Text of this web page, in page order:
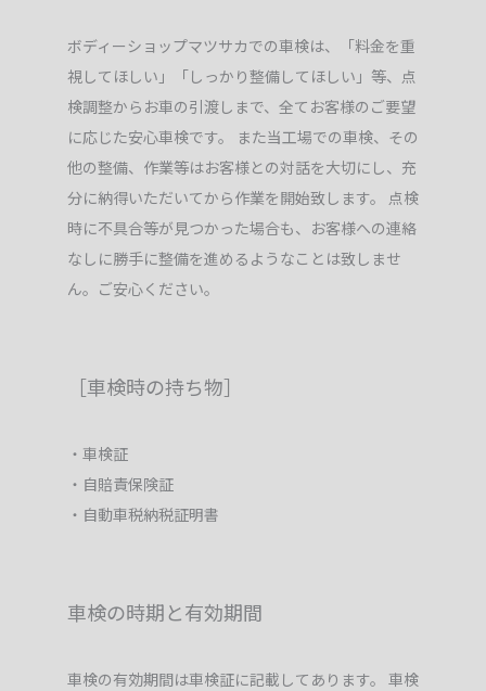
ボディーショップマツサカでの車検は、「料金を重
視してほしい」「しっかり整備してほしい」等、点
検調整からお車の引渡しまで、全てお客様のご要望
に応じた安心車検です。 また当工場での車検、その
他の整備、作業等はお客様との対話を大切にし、充
分に納得いただいてから作業を開始致します。 点検
時に不具合等が見つかった場合も、お客様への連絡
なしに勝手に整備を進めるようなことは致しませ
ん。ご安心ください。
［車検時の持ち物］
・車検証
・自賠責保険証
・自動車税納税証明書
車検の時期と有効期間
車検の有効期間は車検証に記載してあります。 車検